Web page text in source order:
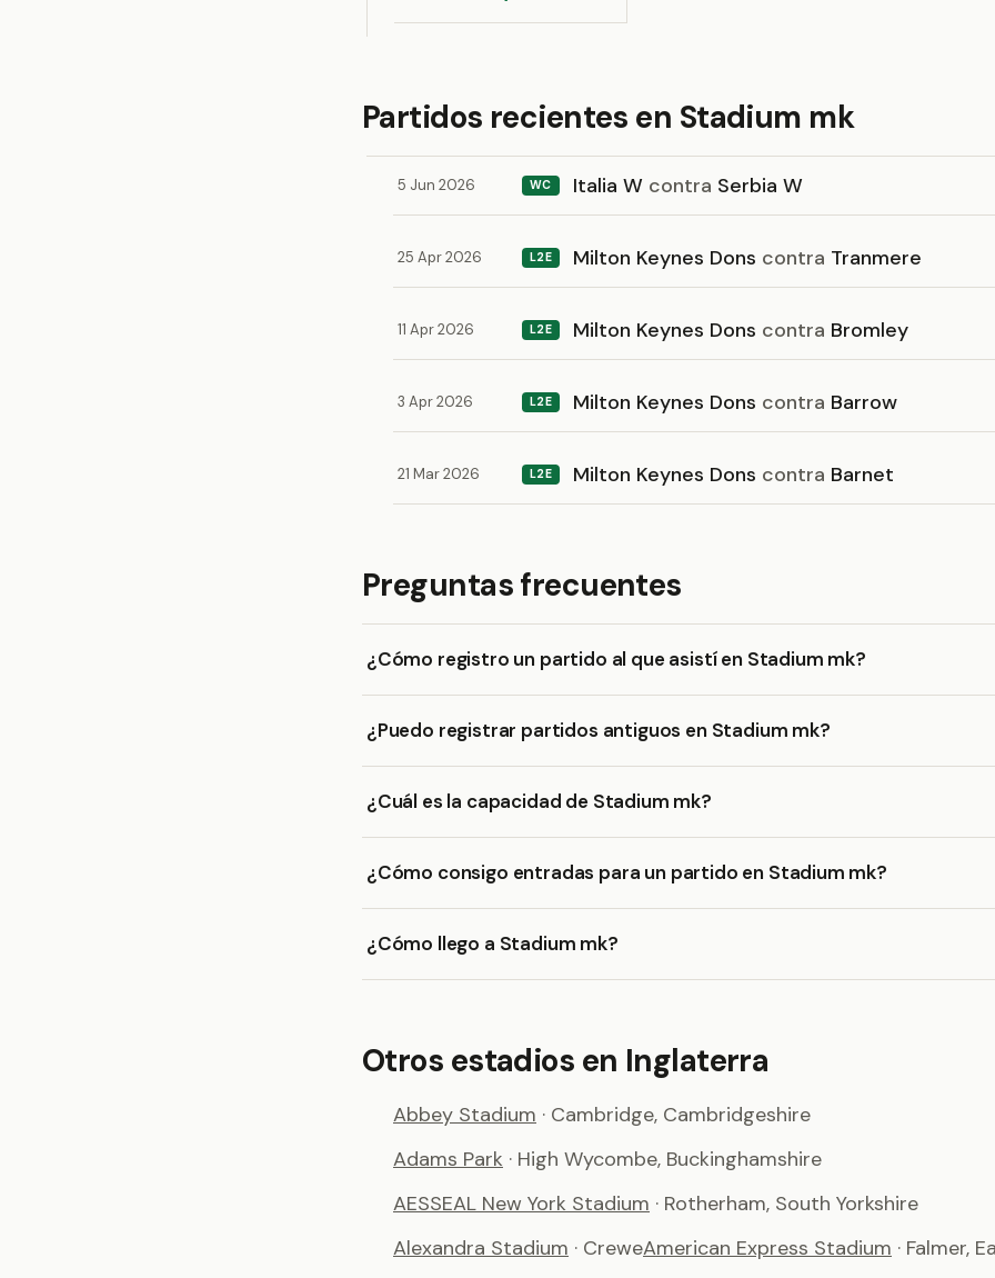
Partidos recientes en Stadium mk
5 Jun 2026 WC Italia W contra Serbia W
25 Apr 2026 L2E Milton Keynes Dons contra Tranmere
11 Apr 2026 L2E Milton Keynes Dons contra Bromley
3 Apr 2026 L2E Milton Keynes Dons contra Barrow
21 Mar 2026 L2E Milton Keynes Dons contra Barnet
Preguntas frecuentes
¿Cómo registro un partido al que asistí en Stadium mk?
¿Puedo registrar partidos antiguos en Stadium mk?
¿Cuál es la capacidad de Stadium mk?
¿Cómo consigo entradas para un partido en Stadium mk?
¿Cómo llego a Stadium mk?
Otros estadios en Inglaterra
Abbey Stadium · Cambridge, Cambridgeshire
Adams Park · High Wycombe, Buckinghamshire
AESSEAL New York Stadium · Rotherham, South Yorkshire
Alexandra Stadium · CreweAmerican Express Stadium · Falmer,